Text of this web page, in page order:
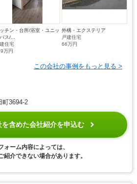
チン・台所/浴室・ユニッ
ス/...
住宅
万円
外構・エクステリア
戸建住宅
66万円
この会社の事例をもっと見る >
3694-2
を含めた会社紹介を申込む
ォーム内容によっては、
紹介できない場合があります。